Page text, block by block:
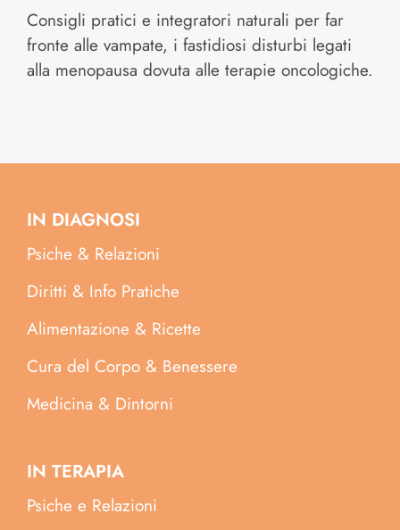
Consigli pratici e integratori naturali per far
fronte alle vampate, i fastidiosi disturbi legati
alla menopausa dovuta alle terapie oncologiche.
IN DIAGNOSI
Psiche & Relazioni
Diritti & Info Pratiche
Alimentazione & Ricette
Cura del Corpo & Benessere
Medicina & Dintorni
IN TERAPIA
Psiche e Relazioni